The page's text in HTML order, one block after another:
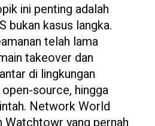
ini penting adalah
bukan kasus langka.
telah lama
takeover dan
di lingkungan
source, hingga
Network World